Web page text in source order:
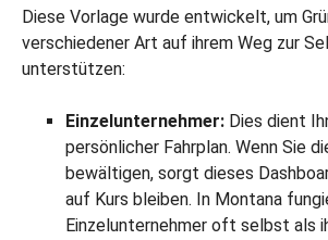
Diese Vorlage wurde entwickelt, um
verschiedener Art auf ihrem Weg zur
unterstützen:
Einzelunternehmer: Dies dient
persönlicher Fahrplan. Wenn Sie
bewältigen, sorgt dieses
auf Kurs bleiben. In Montana
Einzelunternehmer oft selbst als